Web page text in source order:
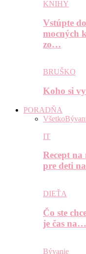
KNIHY
Vstúpte
mocných
zo…
BRUŠKO
Koho si
PORADŇA
Všetko
IT
Recept
pre deti
DIEŤA
Čo ste
je čas na…
Bývanie